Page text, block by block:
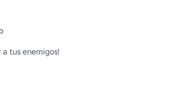
a tus enemigos!